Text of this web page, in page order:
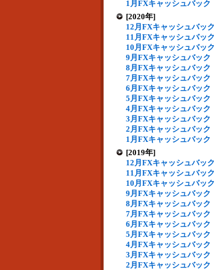
1月FXキャッシュバック
[2020年]
12月FXキャッシュバック
11月FXキャッシュバック
10月FXキャッシュバック
9月FXキャッシュバック
8月FXキャッシュバック
7月FXキャッシュバック
6月FXキャッシュバック
5月FXキャッシュバック
4月FXキャッシュバック
3月FXキャッシュバック
2月FXキャッシュバック
1月FXキャッシュバック
[2019年]
12月FXキャッシュバック
11月FXキャッシュバック
10月FXキャッシュバック
9月FXキャッシュバック
8月FXキャッシュバック
7月FXキャッシュバック
6月FXキャッシュバック
5月FXキャッシュバック
4月FXキャッシュバック
3月FXキャッシュバック
2月FXキャッシュバック